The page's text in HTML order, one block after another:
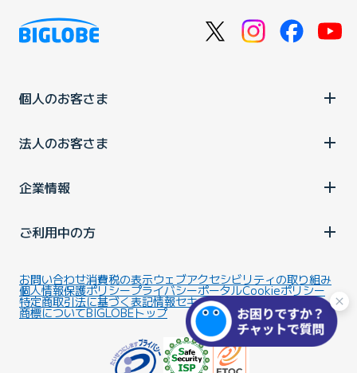
個人のお客さま
法人のお客さま
企業情報
ご利用中の方
お問い合わせ消費税の表示ウェブアクセシビリティの取り組み
個人情報保護ポリシープライバシーポータルCookieポリシー
特定商取引法に基づく表記情報セキュリティ基本方針
商標についてBIGLOBEトップ